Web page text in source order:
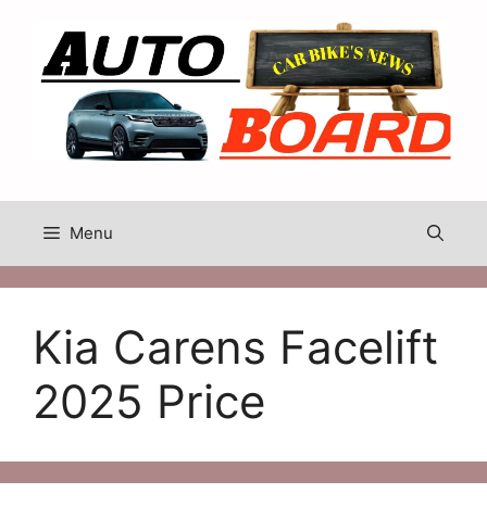
content
Menu
Kia Carens Facelift
2025 Price